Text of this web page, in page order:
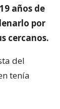
años de
por
cercanos.
del
tenía